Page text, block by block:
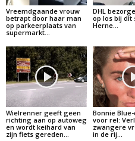
Vreemdgaande vrouw
betrapt door haar man
op parkeerplaats van
supermarkt…
DHL
op los bij dit
Herne…
Wielrenner geeft geen
richting aan op autoweg
en wordt keihard van
zijn fiets gereden…
Bonnie
voor rel:
zwangere
in de rij…